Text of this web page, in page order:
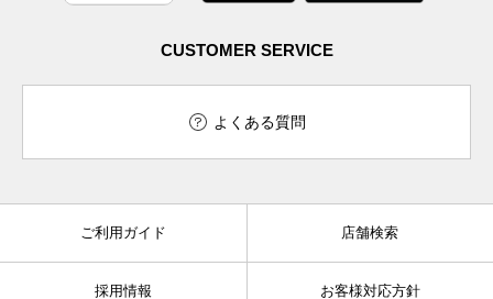
CUSTOMER SERVICE
よくある質問
ご利用ガイド 店舗検索
採用情報 お客様対応方針